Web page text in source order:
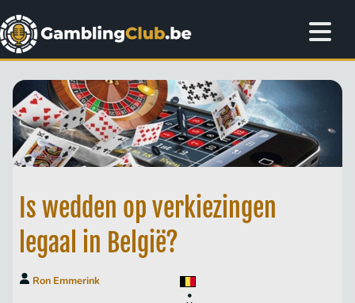
Is wedden op verkiezingen
legaal in België?
Ron Emmerink
•